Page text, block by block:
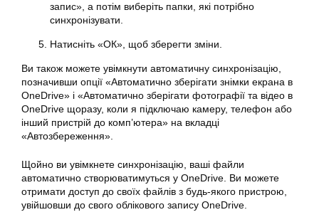
запис», а потім виберіть папки, які потрібно
синхронізувати.
Натисніть «ОК», щоб зберегти зміни.
Ви також можете увімкнути автоматичну синхронізацію,
позначивши опції «Автоматично зберігати знімки екрана в
OneDrive» і «Автоматично зберігати фотографії та відео в
OneDrive щоразу, коли я підключаю камеру, телефон або
інший пристрій до комп’ютера» на вкладці
«Автозбереження».
Щойно ви увімкнете синхронізацію, ваші файли
автоматично створюватимуться у OneDrive. Ви можете
отримати доступ до своїх файлів з будь-якого пристрою,
увійшовши до свого облікового запису OneDrive.